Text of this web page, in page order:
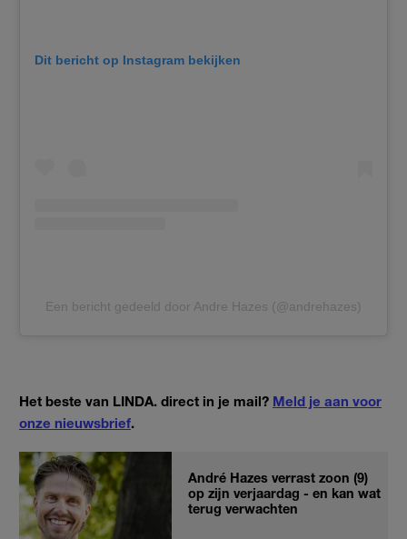
Dit bericht op Instagram bekijken
Een bericht gedeeld door Andre Hazes (@andrehazes)
Het beste van LINDA. direct in je mail? Meld je aan voor
onze nieuwsbrief.
André Hazes verrast zoon (9)
op zijn verjaardag - en kan wat
terug verwachten